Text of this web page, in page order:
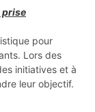
prise
pour
Lors des
initiatives et à
leur objectif.